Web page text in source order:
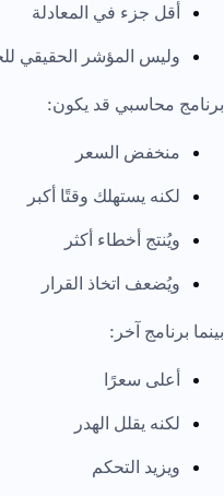
أقل جزء في المعادلة
وليس المؤشر الحقيقي
برنامج محاسبي قد يكون:
منخفض السعر
لكنه يستهلك وقتًا أكبر
ويُنتج أخطاء أكثر
ويُضعف اتخاذ القرار
بينما برنامج آخر:
أعلى سعرًا
لكنه يقلل الهدر
ويزيد التحكم